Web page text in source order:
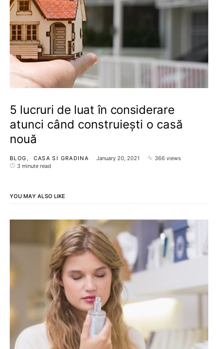
5 lucruri de luat în considerare
atunci când construiești o casă
nouă
BLOG CASA SI GRADINA January 20, 2021
366 views
3 minute read
YOU MAY ALSO LIKE